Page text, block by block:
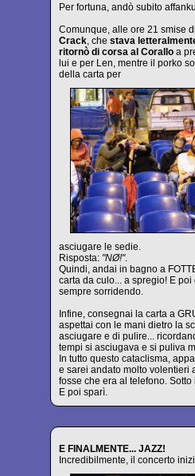
Per fortuna, andò subito
Comunque, alle ore 21 smise
Crack , che stava
ritornò di corsa al Corallo a
lui e per Len, mentre il porko
della carta per
asciugare le sedie.
Risposta: "NØ!".
Quindi, andai in bagno a
carta da culo... a spregio! E poi
sempre sorridendo.
Infine, consegnai la carta a
aspettai con le mani dietro la
asciugare e di pulire...
tempi si asciugava e si puliva
In tutto questo cataclisma,
e sarei andato molto volentieri
fosse che era al telefono. Sotto
E poi sparì.
E FINALMENTE... JAZZ!
Incredibilmente, il concerto